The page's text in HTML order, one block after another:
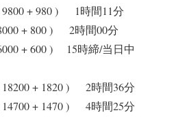
9800 + 980 ) 1時間11分
+ 800 ) 2時間00分
+ 600 ) 15時締/当日中
+ 1820 ) 2時間36分
+ 1470 ) 4時間25分